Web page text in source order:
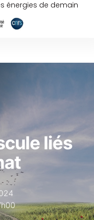
énergies de demain
liés